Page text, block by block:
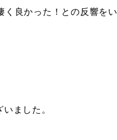
良かった！との反響を
ました。